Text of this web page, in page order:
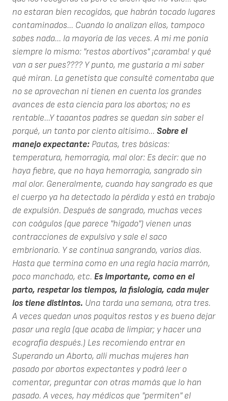
no estaran bien recogidos, que habrán tocado lugares
contaminados... Cuando lo analizan ellos, tampoco
sabes nada... la mayoría de las veces. A mi me ponía
siempre lo mismo: "restos abortivos" ¡caramba! y qué
van a ser pues???? Y punto, me gustaría a mi saber
qué miran. La genetista que consulté comentaba que
no se aprovechan ni tienen en cuenta los grandes
avances de esta ciencia para los abortos; no es
rentable...Y taaantos padres se quedan sin saber el
porqué, un tanto por ciento altísimo... Sobre el
manejo expectante: Pautas, tres básicas:
temperatura, hemorragia, mal olor: Es decir: que no
haya fiebre, que no haya hemorragia, sangrado sin
mal olor. Generalmente, cuando hay sangrado es que
el cuerpo ya ha detectado la pérdida y está en trabajo
de expulsión. Después de sangrado, muchas veces
con coágulos (que parece "hígado") vienen unas
contracciones de expulsivo y sale el saco
embrionario. Y se continua sangrando, varios días.
Hasta que termina como en una regla hacia marrón,
poco manchado, etc. Es importante, como en el
parto, respetar los tiempos, la fisiología, cada mujer
los tiene distintos. Una tarda una semana, otra tres.
A veces quedan unos poquitos restos y es bueno dejar
pasar una regla (que acaba de limpiar; y hacer una
ecografía después.) Les recomiendo entrar en
Superando un Aborto, allí muchas mujeres han
pasado por abortos expectantes y podrá leer o
comentar, preguntar con otras mamás que lo han
pasado. A veces, hay médicos que "permiten" el